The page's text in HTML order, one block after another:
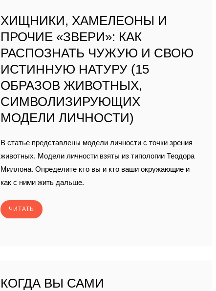
ХИЩНИКИ, ХАМЕЛЕОНЫ И
ПРОЧИЕ «ЗВЕРИ»: КАК
РАСПОЗНАТЬ ЧУЖУЮ И СВОЮ
ИСТИННУЮ НАТУРУ (15
ОБРАЗОВ ЖИВОТНЫХ,
СИМВОЛИЗИРУЮЩИХ
МОДЕЛИ ЛИЧНОСТИ)
В статье представлены модели личности с точки зрения
животных. Модели личности взяты из типологии Теодора
Миллона. Определите кто вы и кто ваши окружающие и
как с ними жить дальше.
ЧИТАТЬ
КОГДА ВЫ САМИ